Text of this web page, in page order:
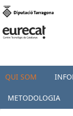
QUI SOM
METODOLOGIA